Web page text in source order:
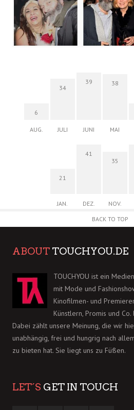
6
AUG.
34
JULI
39
JUNI
38
MAI
21
JAN.
41
DEZ.
35
NOV.
BACK TO TOP
ABOUT TOUCHYOU.DE
TOUCHYOU ist ein
mit Mode und
Kinofilmen- und
Künstlern, Promis und Co.
Dabei zählt unsere Meinung, die wir
unabhängig, frei und hungrig nach
zu bieten hat. Sie liegt uns zu Füßen.
LET´S GET IN TOUCH